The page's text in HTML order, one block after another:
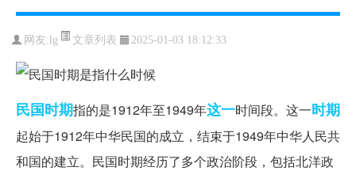
网友:lg 文章列表 2025-01-03 18:12:33
民国时期指的是1912年至1949年这一时间段。这一时期
起始于1912年中华民国的成立，结束于1949年中华人民共
和国的建立。民国时期经历了多个政治阶段，包括北洋政